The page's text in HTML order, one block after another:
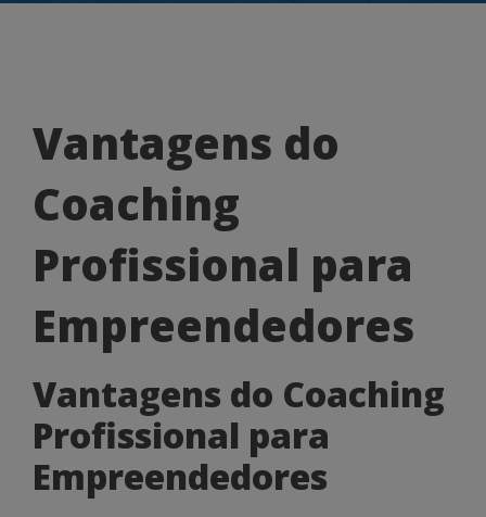
Vantagens
do
Coaching
Profissional
para
Empreendedores
Vantagens do
Coaching
Profissional para
Empreendedores
Vantagens do Coaching
Profissional para
Empreendedores